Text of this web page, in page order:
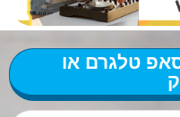
טלגרם או